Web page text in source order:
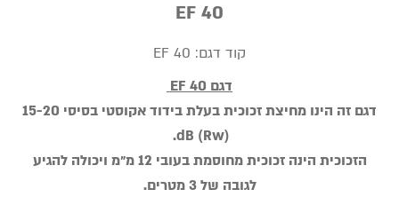
EF 40
קוד דגם: EF 40
דגם EF 40
דגם זה הינו מחיצת זכוכית בעלת בידוד אקוסטי בסיסי 15-20
dB (Rw).
הזכוכית הינה זכוכית מחוסמת בעובי 12 מ״מ ויכולה להגיע
לגובה של 3 מטרים.